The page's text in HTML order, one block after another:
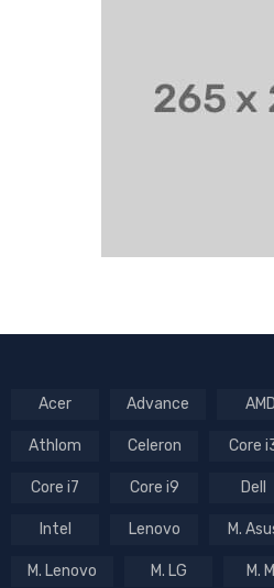
Acer Advance AMD
Athlom Celeron Core
Core i7 Core i9 Dell
Intel Lenovo M.
M. Lenovo M. LG M.